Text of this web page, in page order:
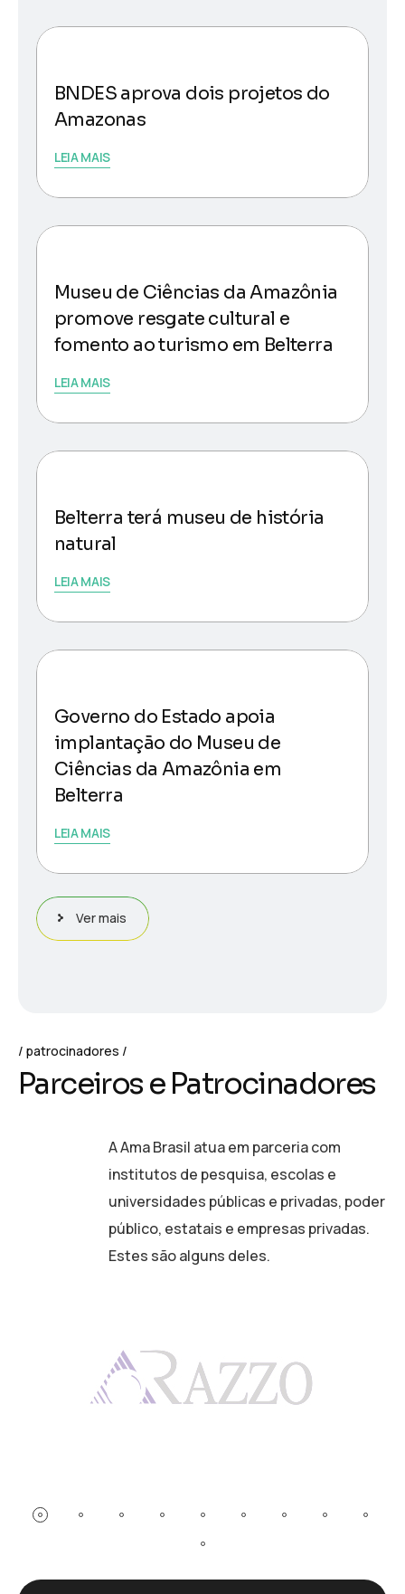
BNDES aprova dois projetos do
Amazonas
LEIA MAIS
Museu de Ciências da Amazônia
promove resgate cultural e
fomento ao turismo em Belterra
LEIA MAIS
Belterra terá museu de história
natural
LEIA MAIS
Governo do Estado apoia
implantação do Museu de
Ciências da Amazônia em
Belterra
LEIA MAIS
Ver mais
patrocinadores
Parceiros e Patrocinadores
A Ama Brasil atua em parceria com
institutos de pesquisa, escolas e
universidades públicas e privadas, poder
público, estatais e empresas privadas.
Estes são alguns deles.